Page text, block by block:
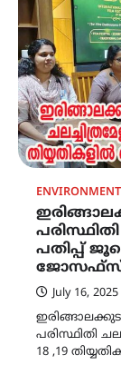
ENVIRONMENT
പതിപ്പ്
ജോസഫ്സ്
July 16, 2025
പരിസ്ഥിതി
18 ,19